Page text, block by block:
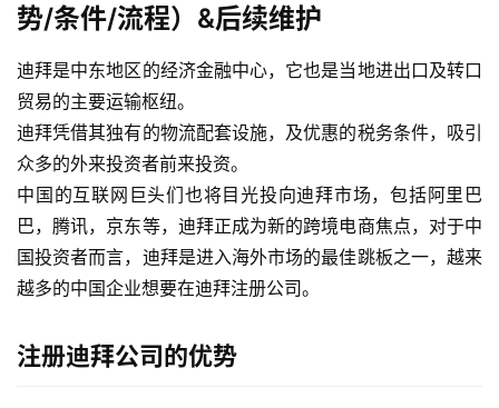
势/条件/流程）&后续维护
迪拜是中东地区的经济金融中心，它也是当地进出口及转口
贸易的主要运输枢纽。
迪拜凭借其独有的物流配套设施，及优惠的税务条件，吸引
众多的外来投资者前来投资。
中国的互联网巨头们也将目光投向迪拜市场，包括阿里巴
巴，腾讯，京东等，迪拜正成为新的跨境电商焦点，对于中
国投资者而言，迪拜是进入海外市场的最佳跳板之一，越来
越多的中国企业想要在迪拜注册公司。
注册迪拜公司的优势